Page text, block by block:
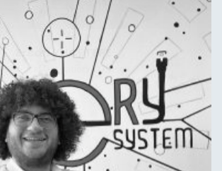
Ercan YÜCETEPE
Technical Operations Advisor